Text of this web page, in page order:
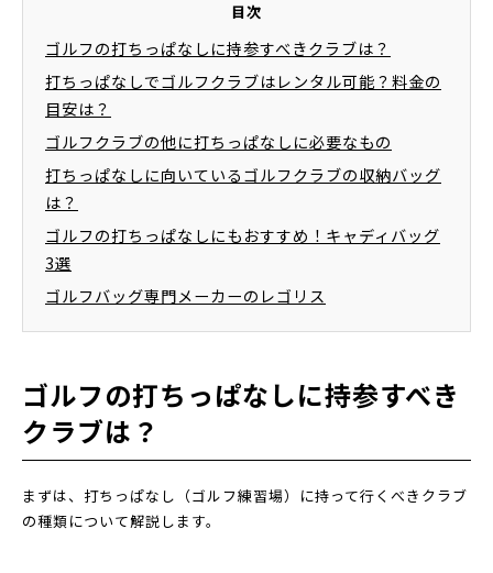
目次
ゴルフの打ちっぱなしに持参すべきクラブは？
打ちっぱなしでゴルフクラブはレンタル可能？料金の
目安は？
ゴルフクラブの他に打ちっぱなしに必要なもの
打ちっぱなしに向いているゴルフクラブの収納バッグ
は？
ゴルフの打ちっぱなしにもおすすめ！キャディバッグ
3選
ゴルフバッグ専門メーカーのレゴリス
ゴルフの打ちっぱなしに持参すべき
クラブは？
まずは、打ちっぱなし（ゴルフ練習場）に持って行くべきクラブ
の種類について解説します。